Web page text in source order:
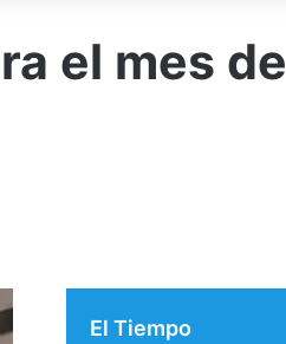
el mes de
El Tiempo